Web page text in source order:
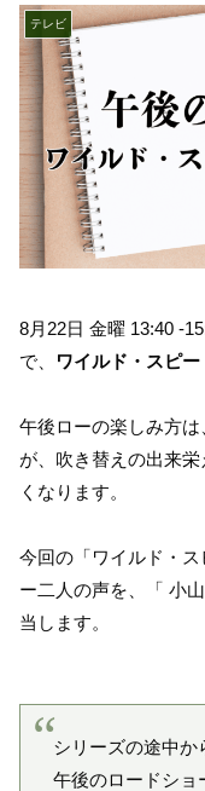
テレビ
8月22日 金曜 13:40 -
で、
ワイルド・スピ
午後ローの楽しみ方
が、吹き替えの出来
くなります。
今回の「ワイルド・
ー二人の声を、「 小
当します。
シリーズの途中か
午後のロードショ